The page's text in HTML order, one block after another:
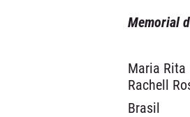
Memorial
Maria Rita
Rachell
Brasil